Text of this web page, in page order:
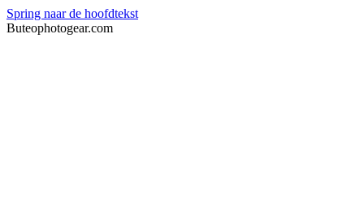
Spring naar de hoofdtekst
Buteophotogear.com